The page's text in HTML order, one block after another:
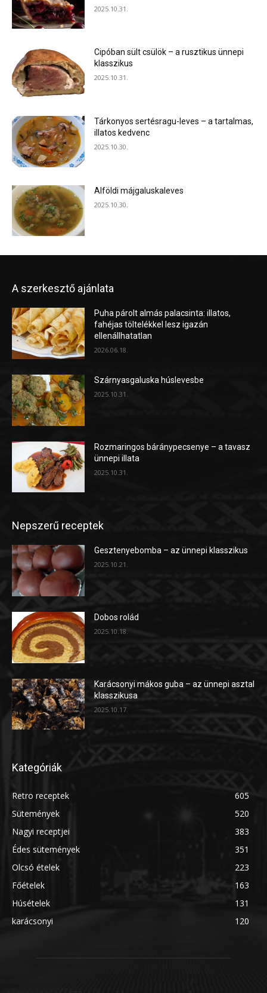
2025.10.31.
Cipóban sült csülök – a rusztikus ünnepi
klasszikus
2025.10.31.
Tárkonyos sertésragu-leves – a tartalmas,
illatos kedvenc
2025.10.30.
Alföldi májgaluskaleves
2025.10.30.
A szerkesztő ajánlata
Puha párolt almás palacsinta: illatos,
fahéjas töltelékkel lesz igazán
ellenállhatatlan
2026.06.18.
Szárnyasgaluska húslevesbe
2025.10.31.
Rozmaringos báránypecsenye – a tavasz
ünnepi illata
2025.10.31.
Nepszerű receptek
Gesztenyebomba – az ünnepi klasszikus
2025.10.21.
Dobos rolád
2025.10.18.
Karácsonyi mákos guba – az ünnepi asztal
klasszikusa
2025.10.17.
Kategóriák
Retro receptek
605
Sütemények
520
Nagyi receptjei
383
Édes sütemények
351
Olcsó ételek
223
Főételek
163
Húsételek
131
karácsonyi
120